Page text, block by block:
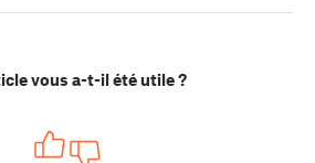
vous a-t-il été utile ?